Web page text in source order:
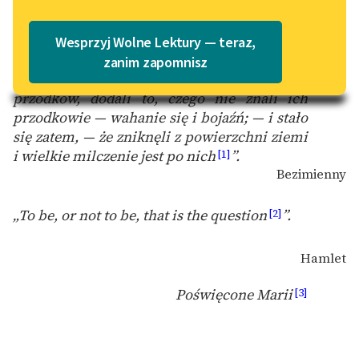
Blog
Lektury szkolne i klasyka
literatury do słuchania dla
uczennic i uczniów z
niepełnosprawnościami
słuchania dla uczennic i
uczniów z
Katalog w formacie PDF
Wesprzyj Wolne Lektury — teraz,
zanim zapomnisz
„Do błędów, nagromadzonych przez
przodków, dodali to, czego nie znali ich
przodkowie — wahanie się i bojaźń; — i stało
się zatem, — że zniknęli z powierzchni ziemi
i wielkie milczenie jest po nich[1] ”.
Bezimienny
„To be, or not to be, that is the question[2] ”.
Hamlet
Poświęcone Marii[3]